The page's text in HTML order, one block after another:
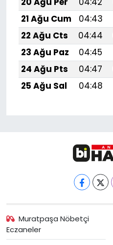
21 Ağu Cum
04:43
22 Ağu Cts
04:44
23 Ağu Paz
04:45
24 Ağu Pts
04:47
25 Ağu Sal
04:48
Muratpaşa Nöbetçi
Eczaneler